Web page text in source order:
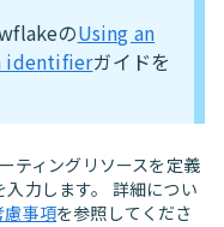
のUsing an
identifierガイドを
ティングリソースを定義
入力します。 詳細につい
事項を参照してくださ